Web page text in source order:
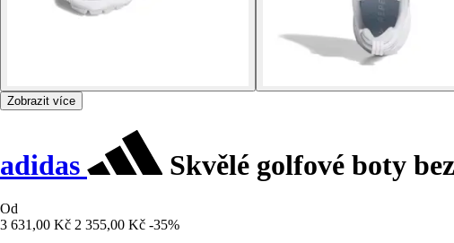
Zobrazit více
adidas Skvělé golfové boty
Od
3 631,00 Kč 2 355,00 Kč -35%